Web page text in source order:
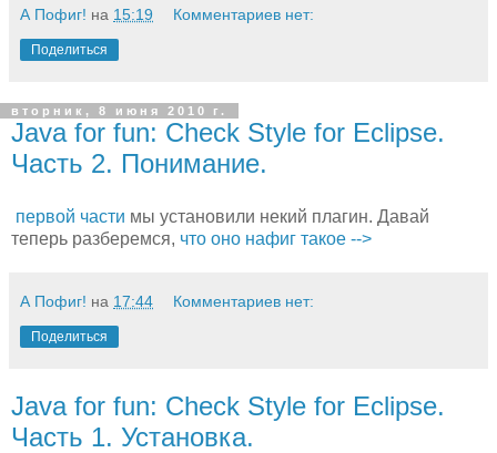
А Пофиг! на 15:19 Комментариев нет:
Поделиться
вторник, 8 июня 2010 г.
Java for fun: Check Style for Eclipse.
Часть 2. Понимание.
первой части мы установили некий плагин. Давай
теперь разберемся, что оно нафиг такое -->
А Пофиг! на 17:44 Комментариев нет:
Поделиться
Java for fun: Check Style for Eclipse.
Часть 1. Установка.